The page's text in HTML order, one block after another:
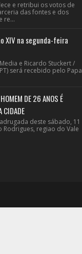
e retribui os votos de
das fontes e dos
re...
XIV na segunda-feira
e Ricardo Stuckert /
será recebido pelo Papa
DE 26 ANOS É
CIDADE
deste sábado, 11
regiao do Vale